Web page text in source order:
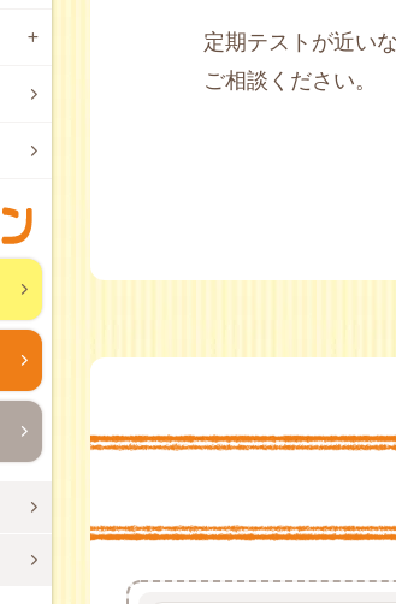
定期テストが近い
ご相談ください。